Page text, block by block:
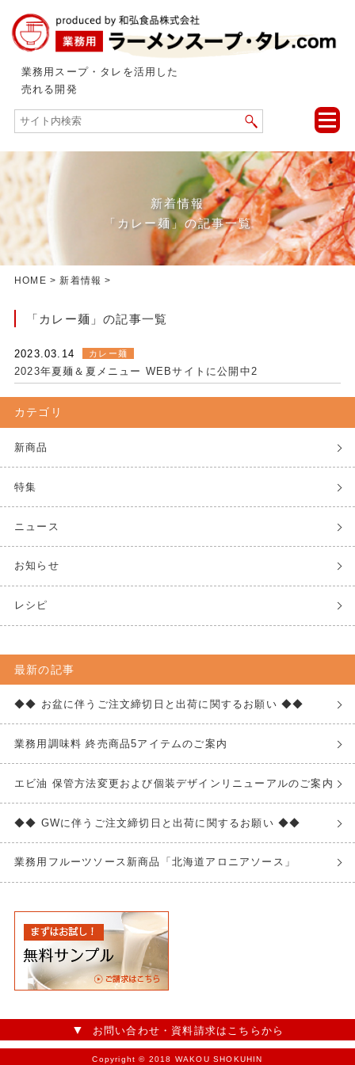
業務用スープ・タレを活用した
売れる開発
toggle
新着情報
「カレー麺」の記事一覧
HOME >新着情報 >
「カレー麺」の記事一覧
2023.03.14 カレー麺
2023年夏麺＆夏メニュー WEBサイトに公開中2
カテゴリ
新商品
特集
ニュース
お知らせ
レシピ
最新の記事
◆◆ お盆に伴うご注文締切日と出荷に関するお願い ◆◆
業務用調味料 終売商品5アイテムのご案内
エビ油 保管方法変更および個装デザインリニューアルのご案内
◆◆ GWに伴うご注文締切日と出荷に関するお願い ◆◆
業務用フルーツソース新商品「北海道アロニアソース」
お問い合わせ・資料請求はこちらから
Copyright © 2018 WAKOU SHOKUHIN